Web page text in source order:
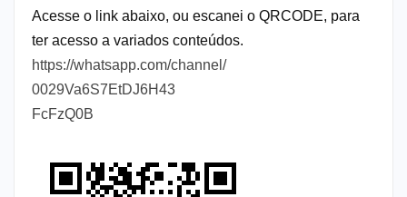
Acesse o link abaixo, ou escanei o QRCODE, para
ter acesso a variados conteúdos.
https://whatsapp.com/channel/
0029Va6S7EtDJ6H43
FcFzQ0B